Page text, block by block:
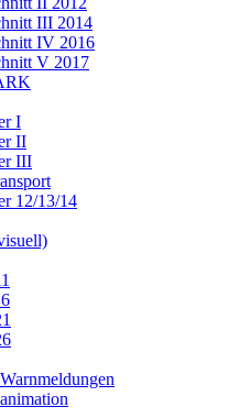
III 2014
IV 2016
V 2017
I
II
III
12/13/14